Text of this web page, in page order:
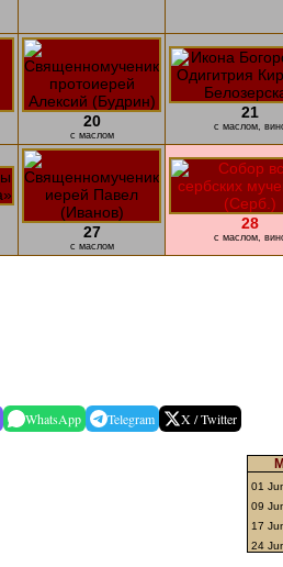
20
с маслом
21
с маслом,
27
с маслом
28
с маслом,
WhatsApp Telegram X / Twitter
01
09
17
24